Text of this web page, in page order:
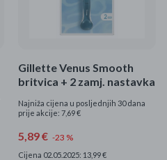
Gillette Venus Smooth
britvica + 2 zamj. nastavka
Najniža cijena u posljednjih 30 dana
prije akcije: 7,69 €
5,89 € -23 %
Cijena 02.05.2025: 13,99 €